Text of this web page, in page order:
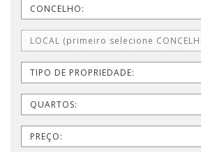
CONCELHO:
LOCAL (primeiro selecione
TIPO DE PROPRIEDADE:
QUARTOS:
PREÇO: